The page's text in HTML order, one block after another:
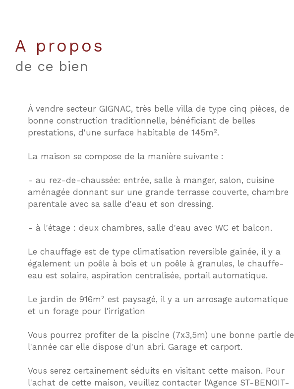
a propos
de ce bien
À vendre secteur GIGNAC, très belle villa de type cinq pièces, de
bonne construction traditionnelle, bénéficiant de belles
prestations, d'une surface habitable de 145m².
La maison se compose de la manière suivante :
- au rez-de-chaussée: entrée, salle à manger, salon, cuisine
aménagée donnant sur une grande terrasse couverte, chambre
parentale avec sa salle d'eau et son dressing.
- à l'étage : deux chambres, salle d'eau avec WC et balcon.
Le chauffage est de type climatisation reversible gainée, il y a
également un poêle à bois et un poêle à granules, le chauffe-
eau est solaire, aspiration centralisée, portail automatique.
Le jardin de 916m² est paysagé, il y a un arrosage automatique
et un forage pour l'irrigation
Vous pourrez profiter de la piscine (7x3,5m) une bonne partie de
l'année car elle dispose d'un abri. Garage et carport.
Vous serez certainement séduits en visitant cette maison. Pour
l'achat de cette maison, veuillez contacter l'Agence ST-BENOIT-